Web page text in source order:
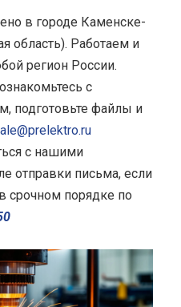
в городе Каменске-
область). Работаем и
регион России.
с
подготовьте файлы и
с нашими
отправки письма, если
срочном порядке по